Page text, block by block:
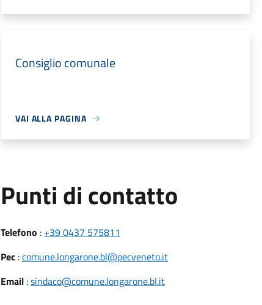
Consiglio comunale
VAI ALLA PAGINA
Punti di contatto
Telefono : +39 0437 575811
Pec:comune.longarone.bl@pecveneto.it
Email:sindaco@comune.longarone.bl.it